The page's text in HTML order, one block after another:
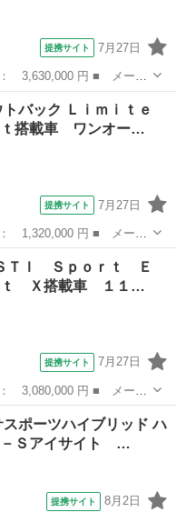
提携サイト 7月27日
■ グレード名： ＳＴＩ
ワンオーナー パナソニ
バック Ｌｉｍｉｔｅ
搭載車 ワンオー…
提携サイト 7月27日
トバック ■ グレード
搭載車 ワンオーナー パ
ＴＩ Ｓｐｏｒｔ Ｅ
ｔ Ｘ搭載車 １１…
提携サイト 7月27日
■ グレード名： ＳＴ
Ｘ搭載車 １１．６イン
ポーツハイブリッド ハ
－Ｓアイサイト …
提携サイト 8月2日